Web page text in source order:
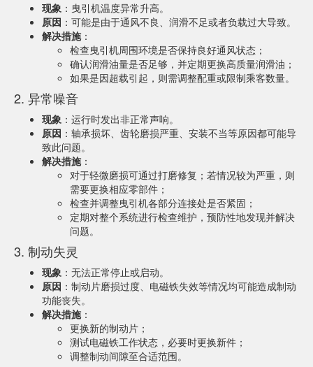
现象 ：曳引机温度异常升高。
原因 ：可能是由于通风不良、润滑不足或者负载过大导致。
解决措施：
检查曳引机周围环境是否保持良好通风状态；
确认润滑油量是否足够，并定期更换高质量润滑油；
如果是因超载引起，则需调整配重或限制乘客数量。
2. 异常噪音
现象 ：运行时发出非正常声响。
原因 ：轴承损坏、齿轮磨损严重、安装不当等原因都可能导
致此问题。
解决措施：
对于轻微磨损可通过打磨修复；若情况较为严重，则
需要更换相应零部件；
检查并调整曳引机各部分连接处是否紧固；
定期对整个系统进行检查维护，预防性地发现并解决
问题。
3. 制动失灵
现象 ：无法正常停止或启动。
原因 ：制动片磨损过度、电磁铁失效等情况均可能造成制动
功能丧失。
解决措施：
更换新的制动片；
测试电磁铁工作状态，必要时更换新件；
调整制动间隙至合适范围。